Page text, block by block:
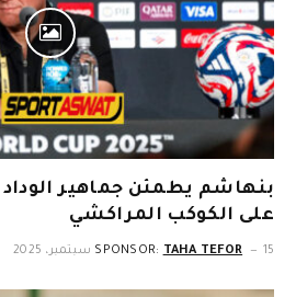
بنهاشم يطمئن جماهير
على الكوكب المراكشي
SPONSOR: TAHA TEFOR 15 سبتمبر، 2025